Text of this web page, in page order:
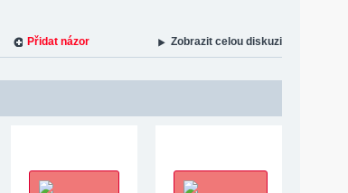
Přidat názor Zobrazit celou diskuzi